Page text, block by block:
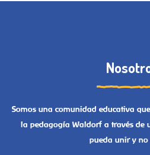
Somos una comunidad educativa
la pedagogía Waldorf a través de
pueda unir y